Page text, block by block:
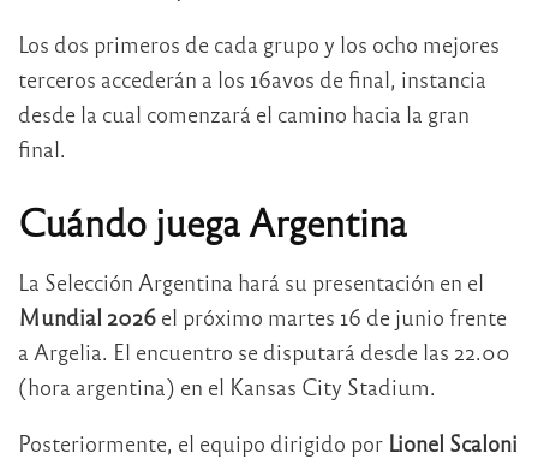
Los dos primeros de cada grupo y los ocho mejores
terceros accederán a los 16avos de final, instancia
desde la cual comenzará el camino hacia la gran
final.
Cuándo juega Argentina
La Selección Argentina hará su presentación en el
Mundial 2026 el próximo martes 16 de junio frente
a Argelia. El encuentro se disputará desde las 22.00
(hora argentina) en el Kansas City Stadium.
Posteriormente, el equipo dirigido por Lionel Scaloni